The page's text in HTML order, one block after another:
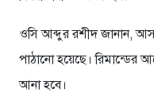
ওসি আব্দুর রশীদ জানান,
পাঠানো হয়েছে। রিমান্ডের
আনা হবে।